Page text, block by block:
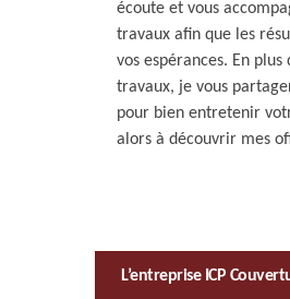
écoute et vous
travaux afin que les
vos espérances. En
travaux, je vous
pour bien entretenir
alors à découvrir mes
L’entreprise ICP